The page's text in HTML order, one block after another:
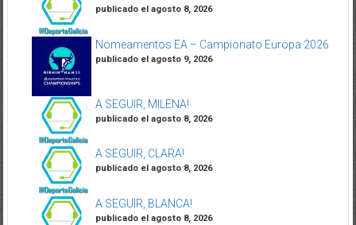
publicado el agosto 8, 2026
Nomeamentos EA – Campionato Europa 2026
publicado el agosto 9, 2026
A SEGUIR, MILENA!
publicado el agosto 8, 2026
A SEGUIR, CLARA!
publicado el agosto 8, 2026
A SEGUIR, BLANCA!
publicado el agosto 8, 2026